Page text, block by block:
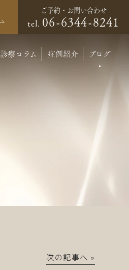
ご予約・お問い合わせ
tel. 06-6344-8241
診療コラム 症例紹介 ブログ
次の記事へ »